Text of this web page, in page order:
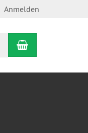
Anmelden
Warenkorb